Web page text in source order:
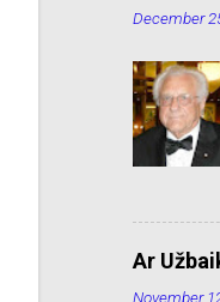
December
Ar
November